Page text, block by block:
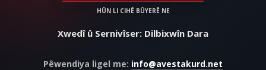
Xwedî û Sernivîser: Dilbixwîn Dara
Pêwendiya ligel me: info@avestakurd.net